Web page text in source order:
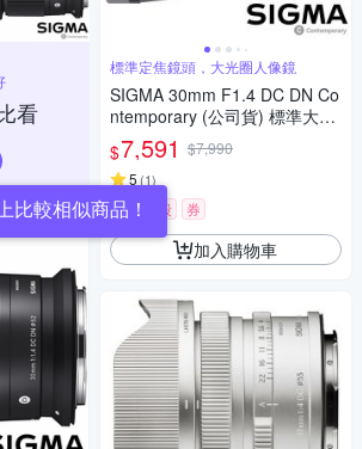
看
標準定焦鏡頭，大光圈人像鏡
SIGMA 30mm F1.4 DC DN Co
ntemporary (公司貨) 標準大光
圈定焦鏡頭 人像鏡 APS-C 無反
微單眼專用鏡頭
$7,591 $7,990
5(1)
限時下殺 券
加入購物車